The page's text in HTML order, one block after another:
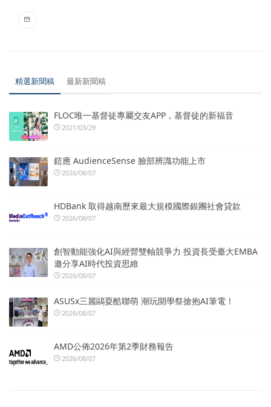
精選新聞稿 最新新聞稿
FLOC唯一基督徒專屬交友APP，基督徒的新福音
2021/03/29
鎧應 AudienceSense 臉部辨識功能上市
2026/08/07
HDBank 取得越南歷來最大規模國際銀團社會貸款
2026/08/07
創智動能強化AI與經營雙軸競爭力 投資長受臺大EMBA
邀分享AI時代投資思維
2026/08/07
ASUSx三麗鷗耍酷聯萌 潮玩開學祭搶抱AI筆電！
2026/08/07
AMD公佈2026年第2季財務報告
2026/08/07